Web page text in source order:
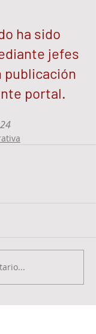
ha sido
jefes
publicación
portal.